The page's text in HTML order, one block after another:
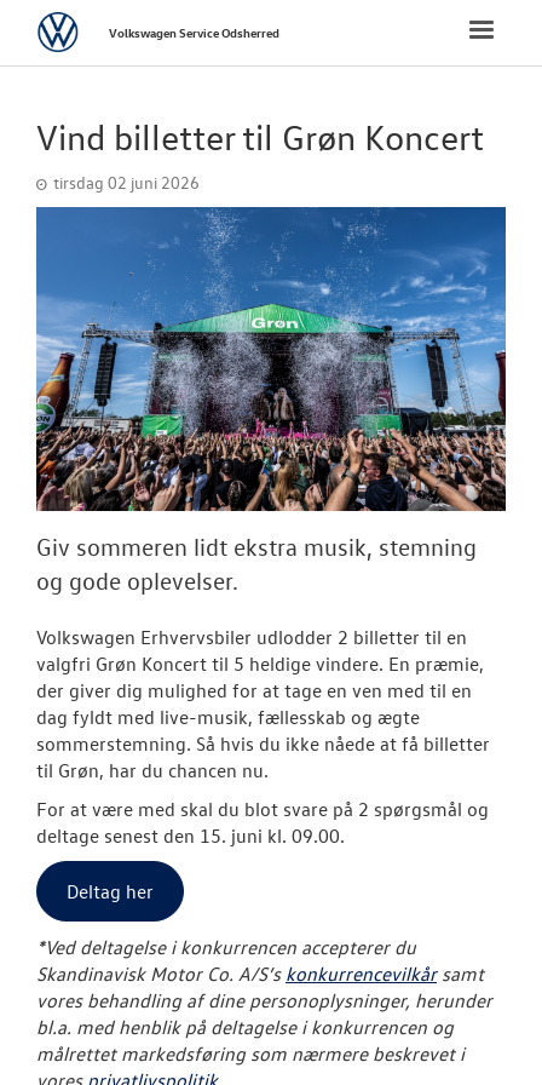
SKADECENTER
TILBEHØR
RESERVEDELE
NYHEDER
Tilmeld dig
OM OS
JOB OG
Toggle
VolkswagenVolkswagen Service Odsherred
Vind billetter til Grøn Koncert
tirsdag 02 juni 2026
Giv sommeren lidt ekstra musik, stemning
og gode oplevelser.
Volkswagen Erhvervsbiler udlodder 2 billetter til en
valgfri Grøn Koncert til 5 heldige vindere. En præmie,
der giver dig mulighed for at tage en ven med til en
dag fyldt med live-musik, fællesskab og ægte
sommerstemning. Så hvis du ikke nåede at få billetter
til Grøn, har du chancen nu.
For at være med skal du blot svare på 2 spørgsmål og
deltage senest den 15. juni kl. 09.00.
Deltag her
*Ved deltagelse i konkurrencen accepterer du
Skandinavisk Motor Co. A/S’s konkurrencevilkårsamt
vores behandling af dine personoplysninger, herunder
bl.a. med henblik på deltagelse i konkurrencen og
målrettet markedsføring som nærmere beskrevet i
vores privatlivspolitik.